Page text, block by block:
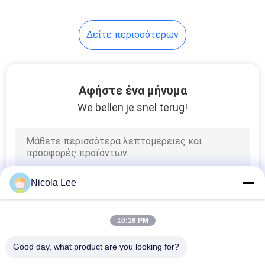
Δείτε περισσότερων
Αφήστε ένα μήνυμα
We bellen je snel terug!
Nicola Lee
10:16 PM
Good day, what product are you looking for?